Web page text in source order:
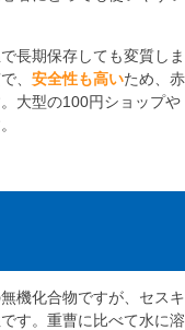
長期保存しても変質しま
、 安全性も高いため、赤
大型の100円ショップや
機化合物ですが、セスキ
す。重曹に比べて水に溶